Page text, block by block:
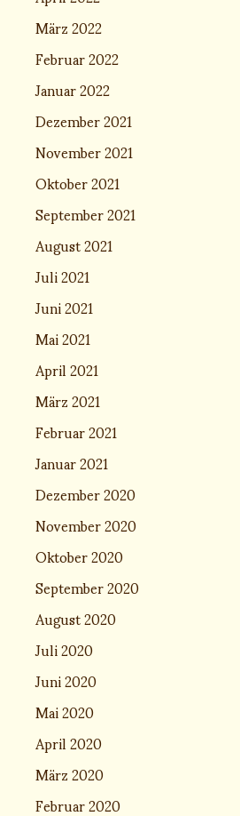
März 2022
Februar 2022
Januar 2022
Dezember 2021
November 2021
Oktober 2021
September 2021
August 2021
Juli 2021
Juni 2021
Mai 2021
April 2021
März 2021
Februar 2021
Januar 2021
Dezember 2020
November 2020
Oktober 2020
September 2020
August 2020
Juli 2020
Juni 2020
Mai 2020
April 2020
März 2020
Februar 2020